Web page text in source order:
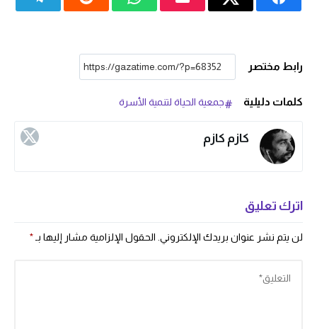
رابط مختصر
كلمات دليلية جمعية الحياة لتنمية الأسرة
كازم كازم
اترك تعليق
لن يتم نشر عنوان بريدك الإلكتروني. الحقول الإلزامية مشار إليها بـ *